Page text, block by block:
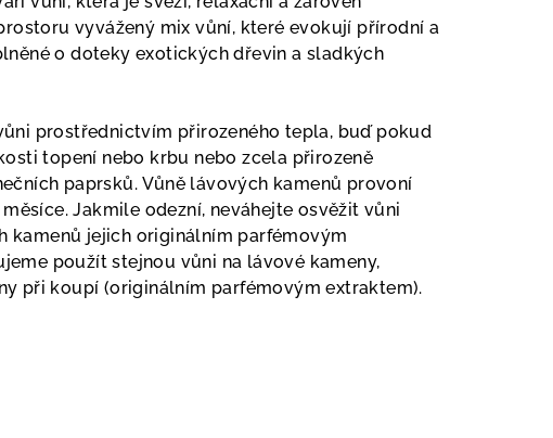
vyvážený mix vůní, které evokují přírodní a
o doteky exotických dřevin a sladkých
prostřednictvím přirozeného tepla, buď pokud
topení nebo krbu nebo zcela přirozeně
paprsků. Vůně lávových kamenů provoní
Jakmile odezní, neváhejte osvěžit vůni
kamenů jejich originálním parfémovým
použít stejnou vůni na lávové kameny,
při koupí (originálním parfémovým extraktem).